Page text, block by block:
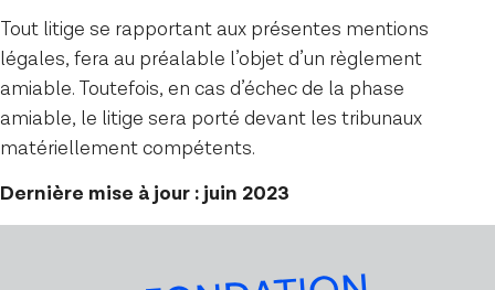
Tout litige se rapportant aux présentes mentions
légales, fera au préalable l’objet d’un règlement
amiable. Toutefois, en cas d’échec de la phase
amiable, le litige sera porté devant les tribunaux
matériellement compétents.
Dernière mise à jour : juin 2023